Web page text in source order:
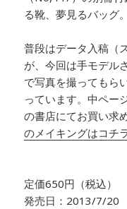
る靴、夢見るバッグ
普段はデータ入稿（
が、今回は手モデル
で写真を撮ってもら
っています。中ペー
の書店にてお買い求
のメイキングはコチ
定価650円（税込）
発売日：2013/7/20